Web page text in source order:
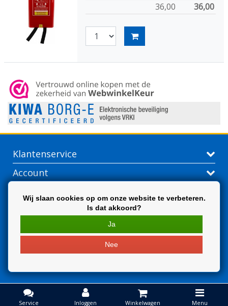
36,00 36,00
Klantenservice
Account
Service Inloggen Winkelwagen Menu
Wij slaan cookies op om onze website te verbeteren.
Is dat akkoord?
Ja
Nee